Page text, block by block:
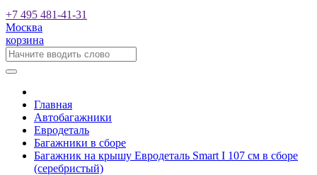
+7 495 481-41-31
Москва
корзина
Главная
Автобагажники
Евродеталь
Багажники в сборе
Багажник на крышу Евродеталь Smart I 107 см в сборе
(серебристый)